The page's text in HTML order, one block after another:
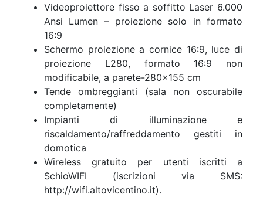
Videoproiettore fisso a soffitto Laser 6.000
Ansi Lumen – proiezione solo in formato
16:9
Schermo proiezione a cornice 16:9, luce di
proiezione L280, formato 16:9 non
modificabile, a parete-280×155 cm
Tende ombreggianti (sala non oscurabile
completamente)
Impianti di illuminazione e
riscaldamento/raffreddamento gestiti in
domotica
Wireless gratuito per utenti iscritti a
SchioWIFI (iscrizioni via SMS:
http://wifi.altovicentino.it).